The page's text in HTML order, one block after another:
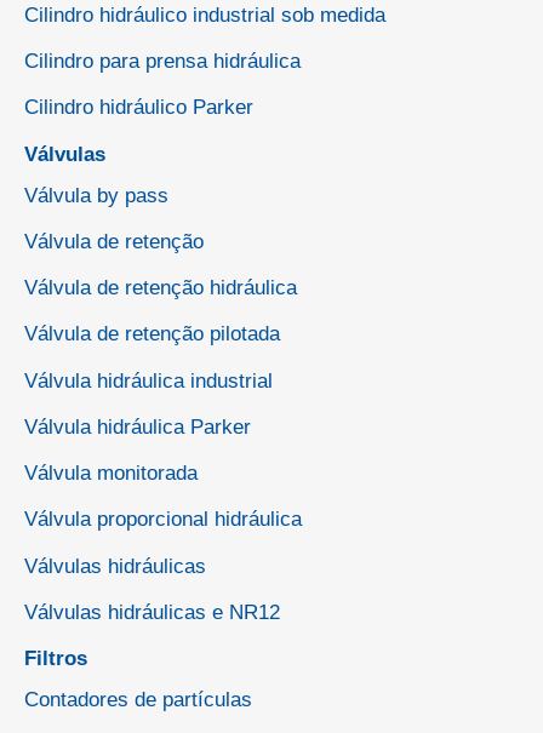
Cilindro hidráulico industrial sob medida
Cilindro para prensa hidráulica
Cilindro hidráulico Parker
Válvulas
Válvula by pass
Válvula de retenção
Válvula de retenção hidráulica
Válvula de retenção pilotada
Válvula hidráulica industrial
Válvula hidráulica Parker
Válvula monitorada
Válvula proporcional hidráulica
Válvulas hidráulicas
Válvulas hidráulicas e NR12
Filtros
Contadores de partículas